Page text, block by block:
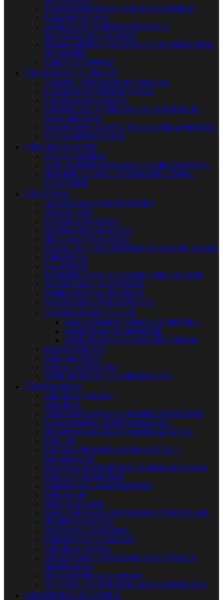
MATAMOSQUITOS Y AHUYENTADORES
CAMPING-PLAYA
LÁMINA ANTIHIERBA MANTAS Y
GEOTÉXTILES CULTIVO
TERMOMETROS VELETAS Y PLUVIÓMETROS
DE JARDÍN
COMPOSTADORES
 PISCINAS Y QUIMICOS
JUEGOS - HINCHABLES Y RELAX
PISCINAS SUPERFICIE Y SPAS
PISCINAS INFLABLES
PRODUCTOS QUIMICOS Y CONSUMIBLES
PARA PISCINAS
ACCESORIOS DE PISCINA Y COMPLEMENTOS
FILTRACION PISCINA
 CLIMATIZACION
VENTILADORES
AIRE ACONDICIONADO Y COMPLEMENTOS
HUMIDIFICADOR - DESUMIDIFICADOR -
IONIZADOR
 PINTURA
ACCESORIOS PARA PINTURA
AGUAPLAST
PINTURA EN SPRAY
ACCESORIOS BASICOS
BROCHAS Y PINCELES
PAPEL LIJA + ACCESORIOS Y LANA DE ACERO
ESPATULAS
PALETINAS
MASKING TAKE Y PLASTICO PROTECTOR
ACCESORIOS DE PINTURA
RODILLOS Y ACCESORIOS
ACCESORIOS PARA EFECTOS
 ADHESIVOS Y COLAS
COLA TERMOFUSION CON PISTOLA
ADHESIVOS DE MONTAJE
ADHESIVOS Y COLAS ESPECIFICOS
CYANOCRILATO
COLA BLANCA
COLAS CONTACTO
ADHESIVOS DE 2 COMPONENTES
 DROGUERIA
LIMPIEZA VILEDA
LIMPIEZA
AMBIENTADORES Y ABSORBE HUMEDAD
RASCADORES-LIMPIACRISTALES
DESATASCADORES Y COMPLEMENTOS
ROLLOS
ESCOBA-FREGONA-MOPA-CEPILLO-
RECOGEDOR
BAYETAS-ESTROPAJOS-TRAPOS-ESPONJAS
CUBOS Y BARREÑOS
PRODUCTOS ABSORBENTES
EMBALAJE
BOLSAS-SACOS
CONTENEDORES DE BASURA Y RECICLAJE
DESINFECTANTES
AMONIACO ACETONA
PRODUCTOS QUIMICOS
LIMPIEZA TEXTIL
ACCESORIOS SANITARIO INDUSTRIAL Y
HOSTELERIA
DISOLVENTE-AGUARRAS
ALCOHOL DE QUEMAR-AGUA DESTILADA
 MATERIAL ELECTRICO